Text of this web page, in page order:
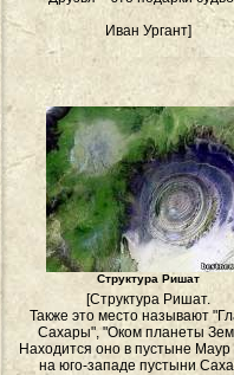
Иван Ургант]
Структура Ришат
[Структура Ришат.
Также это место называют
Сахары", "Оком планеты
Находится оно в пустыне
на юго-западе пустыни